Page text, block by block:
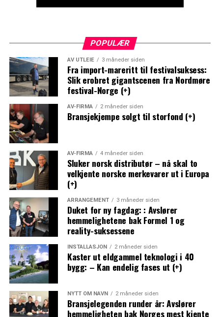
POPULÆR
AV UTLEIE 3 måneder siden
Fra import-mareritt til festivalsuksess:
Slik erobret gigantscenen fra Nordmøre
festival-Norge (+)
AV-FIRMA 2 måneder siden
Bransjekjempe solgt til storfond (+)
AV-FIRMA 4 måneder siden
Sluker norsk distributør – nå skal to
velkjente norske merkevarer ut i Europa
(+)
ARRANGEMENT 3 måneder siden
Duket for ny fagdag: : Avslører
hemmelighetene bak Formel 1 og
reality-suksessene
INSTALLASJON 2 måneder siden
Kaster ut eldgammel teknologi i 40
bygg: – Kan endelig fases ut (+)
NYTT OM NAVN 2 måneder siden
Bransjelegenden runder år: Avslører
hemmeligheten bak Norges mest kjente